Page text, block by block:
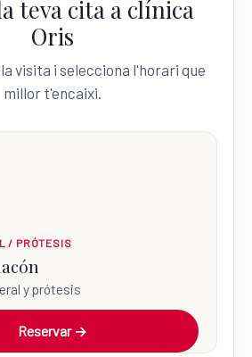
teva cita a clínica
Oris
visita i selecciona l'horari que
millor t'encaixi.
/ PRÓTESIS
y prótesis
Reservar →